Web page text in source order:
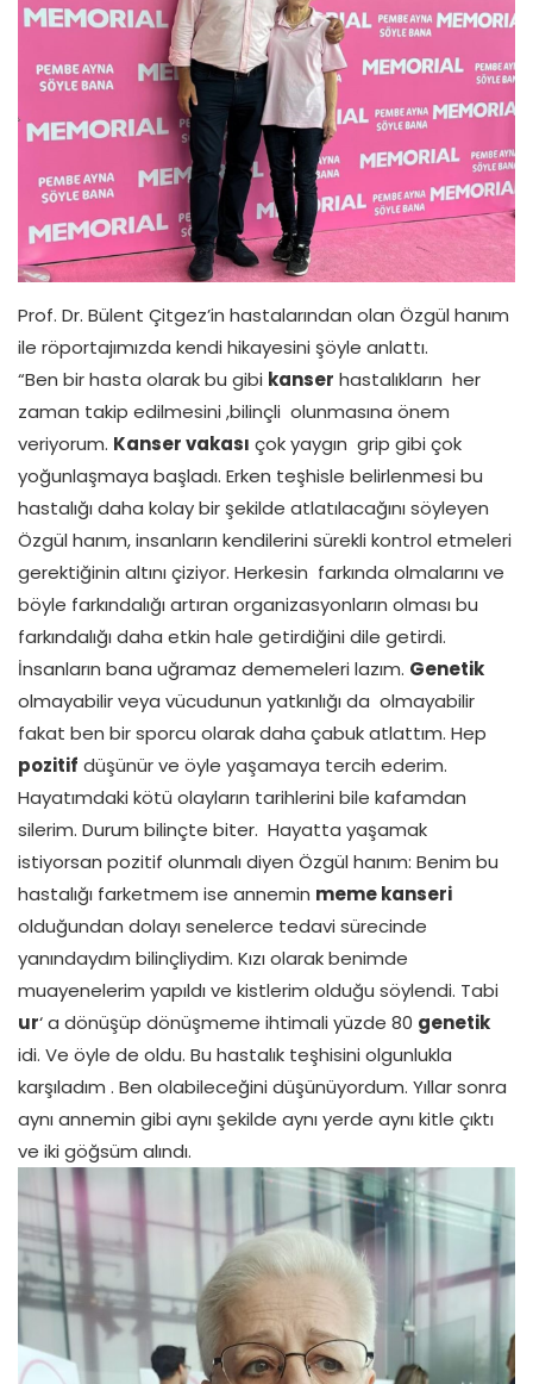
Prof. Dr. Bülent Çitgez’in hastalarından olan Özgül hanım
ile röportajımızda kendi hikayesini şöyle anlattı.
“Ben bir hasta olarak bu gibi kanser hastalıkların her
zaman takip edilmesini ,bilinçli olunmasına önem
veriyorum. Kanser vakası çok yaygın grip gibi çok
yoğunlaşmaya başladı. Erken teşhisle belirlenmesi bu
hastalığı daha kolay bir şekilde atlatılacağını söyleyen
Özgül hanım, insanların kendilerini sürekli kontrol etmeleri
gerektiğinin altını çiziyor. Herkesin farkında olmalarını ve
böyle farkındalığı artıran organizasyonların olması bu
farkındalığı daha etkin hale getirdiğini dile getirdi.
İnsanların bana uğramaz dememeleri lazım. Genetik
olmayabilir veya vücudunun yatkınlığı da olmayabilir
fakat ben bir sporcu olarak daha çabuk atlattım. Hep
pozitif düşünür ve öyle yaşamaya tercih ederim.
Hayatımdaki kötü olayların tarihlerini bile kafamdan
silerim. Durum bilinçte biter. Hayatta yaşamak
istiyorsan pozitif olunmalı diyen Özgül hanım: Benim bu
hastalığı farketmem ise annemin meme kanseri
olduğundan dolayı senelerce tedavi sürecinde
yanındaydım bilinçliydim. Kızı olarak benimde
muayenelerim yapıldı ve kistlerim olduğu söylendi. Tabi
ur‘ a dönüşüp dönüşmeme ihtimali yüzde 80 genetik
idi. Ve öyle de oldu. Bu hastalık teşhisini olgunlukla
karşıladım . Ben olabileceğini düşünüyordum. Yıllar sonra
aynı annemin gibi aynı şekilde aynı yerde aynı kitle çıktı
ve iki göğsüm alındı.